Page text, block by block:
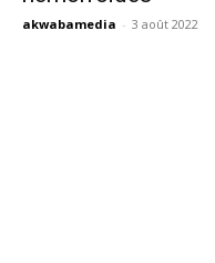
akwabamedia - 3 août 2022